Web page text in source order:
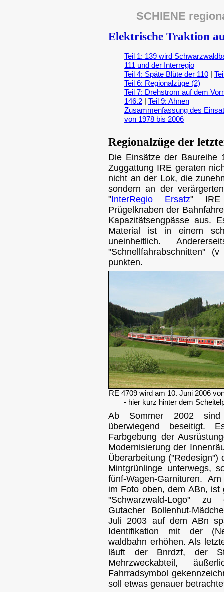
SCHIENE
Elektrische Traktion
Teil 1: 139 wird
111 und der Interregio
Teil 4: Späte Blüte der 110
Teil 6: Regionalzüge (2)
Teil 7: Drehstrom auf dem
146.2
Teil 9: Ahnen
Zusammenfassung des
von 1978 bis 2006
Regionalzüge der
Die Einsätze der
Zuggattung IRE geraten
nicht an der Lok, die
sondern an der
"InterRegio Ersatz" IRE
Prügelknaben der
Kapazitätsengpässe aus.
Material ist in einem
uneinheitlich.
"Schnellfahrabschnitten"
punkten.
RE 4709 wird am 10. Juni 2006
- hier kurz hinter dem
Ab Sommer 2002 sind
überwiegend beseitigt.
Farbgebung der
Modernisierung der
Überarbeitung
Mintgrünlinge unterwegs,
fünf-Wagen-Garnituren.
im Foto oben, dem ABn, ist
"Schwarzwald-Logo" zu
Gutacher Bollenhut-
Juli 2003 auf dem ABn
Identifikation mit der
waldbahn erhöhen. Als
läuft der Bnrdzf, der
Mehrzweckabteil,
Fahrradsymbol
soll etwas genauer